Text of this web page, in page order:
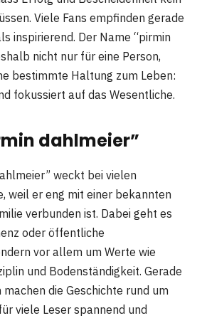
Viele Fans empfinden gerade
inspirierend. Der Name “pirmin
nicht nur für eine Person,
bestimmte Haltung zum Leben:
fokussiert auf das Wesentliche.
dahlmeier”
weckt bei vielen
weil er eng mit einer bekannten
verbunden ist. Dabei geht es
oder öffentliche
vor allem um Werte wie
und Bodenständigkeit. Gerade
die Geschichte rund um
viele Leser spannend und